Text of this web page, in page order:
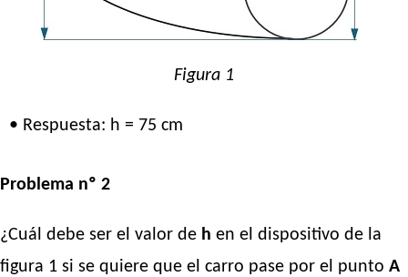
Figura 1
• Respuesta: h = 75 cm
Problema nº 2
¿Cuál debe ser el valor de h en el dispositivo de la
figura 1 si se quiere que el carro pase por el punto A